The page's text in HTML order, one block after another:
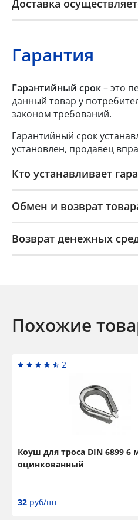
Доставка
Гарантия
Гарантийный срок– это
данный товар у
законом требований.
Гарантийный срок
установлен, продавец
Кто устанавливает
Обмен и возврат
Возврат денежных
Похожие
2
Коуш для троса DIN 6899 6
оцинкованный
32 руб/шт